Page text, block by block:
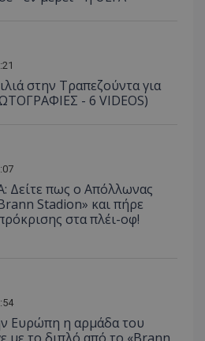
στην Τραπεζούντα για
- 6 VIDEOS)
Δείτε πως ο Απόλλωνας
Stadion» και πήρε
στα πλέι-οφ!
Ευρώπη η αρμάδα του